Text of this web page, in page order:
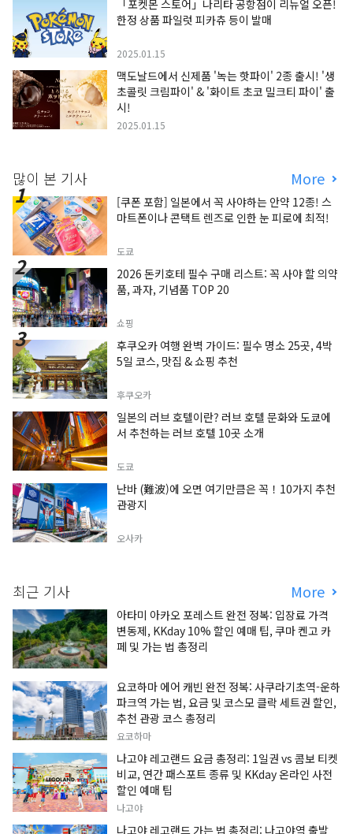
「포켓몬 스토어」나리타 공항점이 리뉴얼 오픈!
한정 상품 파일럿 피카츄 등이 발매
2025.01.15
맥도날드에서 신제품 '녹는 핫파이' 2종 출시! '생
초콜릿 크림파이' & '화이트 초코 밀크티 파이' 출
시!
2025.01.15
많이 본 기사 More
[쿠폰 포함] 일본에서 꼭 사야하는 안약 12종! 스
마트폰이나 콘택트 렌즈로 인한 눈 피로에 최적!
도쿄
2026 돈키호테 필수 구매 리스트: 꼭 사야 할 의약
품, 과자, 기념품 TOP 20
쇼핑
후쿠오카 여행 완벽 가이드: 필수 명소 25곳, 4박
5일 코스, 맛집 & 쇼핑 추천
후쿠오카
일본의 러브 호텔이란? 러브 호텔 문화와 도쿄에
서 추천하는 러브 호텔 10곳 소개
도쿄
난바 (難波)에 오면 여기만큼은 꼭！10가지 추천
관광지
오사카
최근 기사 More
아타미 아카오 포레스트 완전 정복: 입장료 가격
변동제, KKday 10% 할인 예매 팁, 쿠마 켄고 카
페 및 가는 법 총정리
요코하마 에어 캐빈 완전 정복: 사쿠라기초역-운하
파크역 가는 법, 요금 및 코스모 클락 세트권 할인,
추천 관광 코스 총정리
요코하마
나고야 레고랜드 요금 총정리: 1일권 vs 콤보 티켓
비교, 연간 패스포트 종류 및 KKday 온라인 사전
할인 예매 팁
나고야
나고야 레고랜드 가는 법 총정리: 나고야역 출발